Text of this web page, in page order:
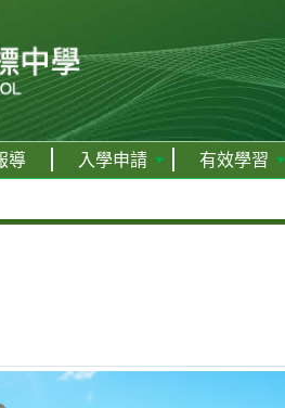
導 入學申請 有效學習